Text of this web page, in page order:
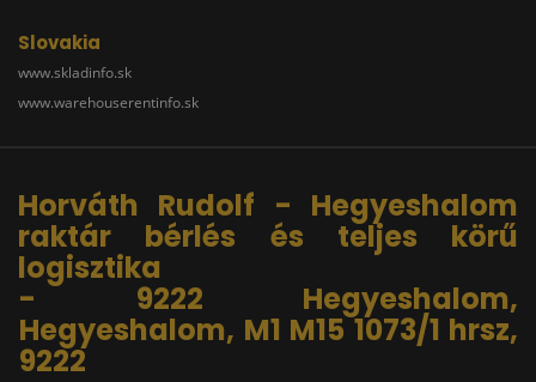
Slovakia
www.skladinfo.sk
www.warehouserentinfo.sk
Horváth Rudolf - Hegyeshalom
raktár bérlés és teljes körű
logisztika
- 9222 Hegyeshalom,
Hegyeshalom, M1 M15 1073/1 hrsz,
9222